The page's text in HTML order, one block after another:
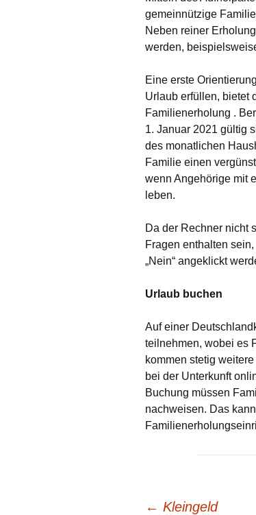
gemeinnützige
Neben reiner
werden,
Eine erste
Urlaub erfüllen, bietet
Familienerholung .
1. Januar 2021 gültig
des monatlichen
Familie einen
wenn Angehörige mit
leben.
Da der Rechner nicht
Fragen enthalten
„Nein“ angeklickt
Urlaub buchen
Auf einer
teilnehmen, wobei es
kommen stetig
bei der Unterkunft
Buchung müssen
nachweisen. Das
← Kleingeld